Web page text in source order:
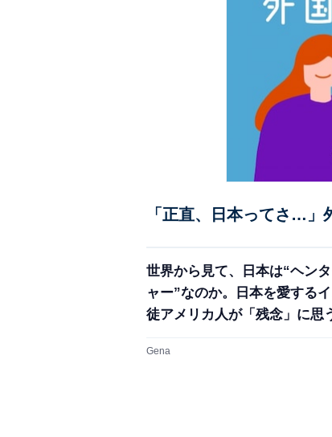
「正直、日本ってさ…」
世界から見て、日本は“ヘン
ャー”なのか。日本を愛する
徒アメリカ人が「残念」に思
Gena